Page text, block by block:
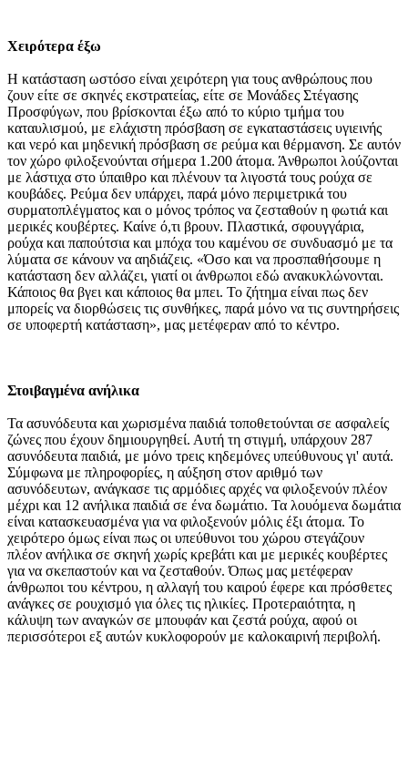
Χειρότερα έξω
Η κατάσταση ωστόσο είναι χειρότερη για τους ανθρώπους που
ζουν είτε σε σκηνές εκστρατείας, είτε σε Μονάδες Στέγασης
Προσφύγων, που βρίσκονται έξω από το κύριο τμήμα του
καταυλισμού, με ελάχιστη πρόσβαση σε εγκαταστάσεις υγιεινής
και νερό και μηδενική πρόσβαση σε ρεύμα και θέρμανση. Σε αυτόν
τον χώρο φιλοξενούνται σήμερα 1.200 άτομα. Άνθρωποι λούζονται
με λάστιχα στο ύπαιθρο και πλένουν τα λιγοστά τους ρούχα σε
κουβάδες. Ρεύμα δεν υπάρχει, παρά μόνο περιμετρικά του
συρματοπλέγματος και ο μόνος τρόπος να ζεσταθούν η φωτιά και
μερικές κουβέρτες. Καίνε ό,τι βρουν. Πλαστικά, σφουγγάρια,
ρούχα και παπούτσια και μπόχα του καμένου σε συνδυασμό με τα
λύματα σε κάνουν να αηδιάζεις. «Όσο και να προσπαθήσουμε η
κατάσταση δεν αλλάζει, γιατί οι άνθρωποι εδώ ανακυκλώνονται.
Κάποιος θα βγει και κάποιος θα μπει. Το ζήτημα είναι πως δεν
μπορείς να διορθώσεις τις συνθήκες, παρά μόνο να τις συντηρήσεις
σε υποφερτή κατάσταση», μας μετέφεραν από το κέντρο.
Στοιβαγμένα ανήλικα
Τα ασυνόδευτα και χωρισμένα παιδιά τοποθετούνται σε ασφαλείς
ζώνες που έχουν δημιουργηθεί. Αυτή τη στιγμή, υπάρχουν 287
ασυνόδευτα παιδιά, με μόνο τρεις κηδεμόνες υπεύθυνους γι' αυτά.
Σύμφωνα με πληροφορίες, η αύξηση στον αριθμό των
ασυνόδευτων, ανάγκασε τις αρμόδιες αρχές να φιλοξενούν πλέον
μέχρι και 12 ανήλικα παιδιά σε ένα δωμάτιο. Τα λουόμενα δωμάτια
είναι κατασκευασμένα για να φιλοξενούν μόλις έξι άτομα. Το
χειρότερο όμως είναι πως οι υπεύθυνοι του χώρου στεγάζουν
πλέον ανήλικα σε σκηνή χωρίς κρεβάτι και με μερικές κουβέρτες
για να σκεπαστούν και να ζεσταθούν. Όπως μας μετέφεραν
άνθρωποι του κέντρου, η αλλαγή του καιρού έφερε και πρόσθετες
ανάγκες σε ρουχισμό για όλες τις ηλικίες. Προτεραιότητα, η
κάλυψη των αναγκών σε μπουφάν και ζεστά ρούχα, αφού οι
περισσότεροι εξ αυτών κυκλοφορούν με καλοκαιρινή περιβολή.